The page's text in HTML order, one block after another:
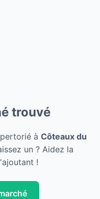
trouvé
à Côteaux du
un ? Aidez la
!